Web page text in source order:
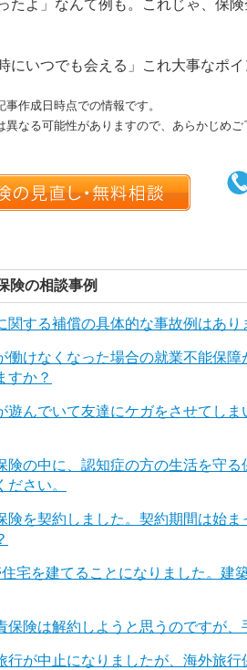
たよ」なんて例も。これじゃ、保
にいつでも会える」これ大事なポイ
作成日時点での情報です。
異なる可能性がありますので、あらかじめご
険の相談事例
関する補償の具体的な事故例はあり
働けなくなった場合の就業不能保
すか？
遊んでいて友達にケガをさせてし
険の中に、認知症の方の生活を守
ださい。
険を契約しました。契約期間は始
宅を建てることになりました。建
保険は解約しようと思うのですが、
行が中止になりましたが、海外旅